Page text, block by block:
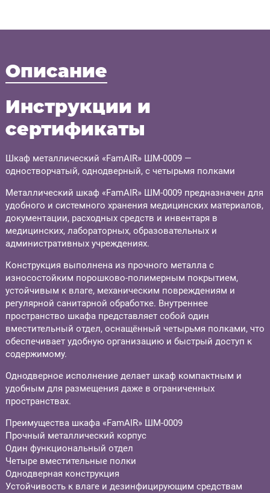
Описание
Инструкции и
сертификаты
Шкаф металлический «FamAIR» ШМ-0009 —
одностворчатый, однодверный, с четырьмя полками
Металлический шкаф «FamAIR» ШМ-0009 предназначен для
удобного и системного хранения медицинских материалов,
документации, расходных средств и инвентаря в
медицинских, лабораторных, образовательных и
административных учреждениях.
Конструкция выполнена из прочного металла с
износостойким порошково-полимерным покрытием,
устойчивым к влаге, механическим повреждениям и
регулярной санитарной обработке. Внутреннее
пространство шкафа представляет собой один
вместительный отдел, оснащённый четырьмя полками, что
обеспечивает удобную организацию и быстрый доступ к
содержимому.
Однодверное исполнение делает шкаф компактным и
удобным для размещения даже в ограниченных
пространствах.
Преимущества шкафа «FamAIR» ШМ-0009
Прочный металлический корпус
Один функциональный отдел
Четыре вместительные полки
Однодверная конструкция
Устойчивость к влаге и дезинфицирующим средствам